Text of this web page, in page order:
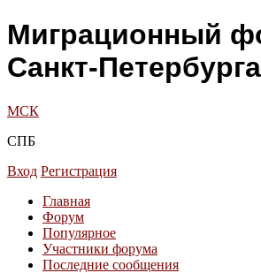
Миграционный
Санкт-Петербурга
МСК
СПБ
Вход Регистрация
Главная
Форум
Популярное
Участники форума
Последние сообщения